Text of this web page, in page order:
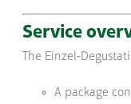
Service
The Einzel-
A package